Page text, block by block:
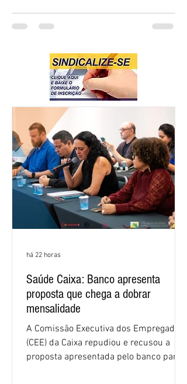
Saúde Caixa: Banco apresenta
proposta que chega a dobrar
mensalidade
A Comissão Executiva dos Empregados
(CEE) da Caixa repudiou e recusou a
proposta apresentada pelo banco para o
há 22 horas